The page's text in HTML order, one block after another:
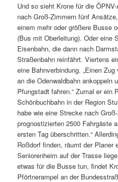
Und so sieht Krone für die
nach Groß-Zimmern fünf
einem mehr oder größere Busse
(Bus mit Oberleitung). Oder eine
Eisenbahn, die dann nach
Straßenbahn reinfährt. Viertens
eine Bahnverbindung. „Einen
an die Odenwaldbahn ankoppeln
Pfungstadt fahren.“ Zumal er ein
Schönbuchbahn in der Region
habe wie eine Strecke nach
prognostizierten 2500 Fahrgäste
ersten Tag überschritten.“
Roßdorf finden, räumt der Planer
Seniorenheim auf der Trasse
etwas für die Busse tun, findet
Pförtnerampel an der